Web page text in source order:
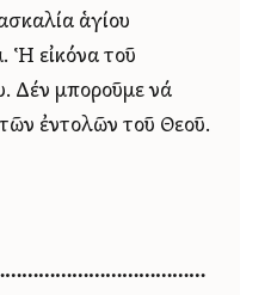
ἁγίου
Ἡ εἰκόνα τοῦ
Δέν μποροῦμε νά
ἐντολῶν τοῦ Θεοῦ.